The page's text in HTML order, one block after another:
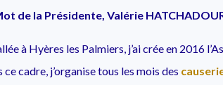
de la Présidente, Valérie
à Hyères les Palmiers, j’ai crée en 2016
ce cadre, j’organise tous les mois des